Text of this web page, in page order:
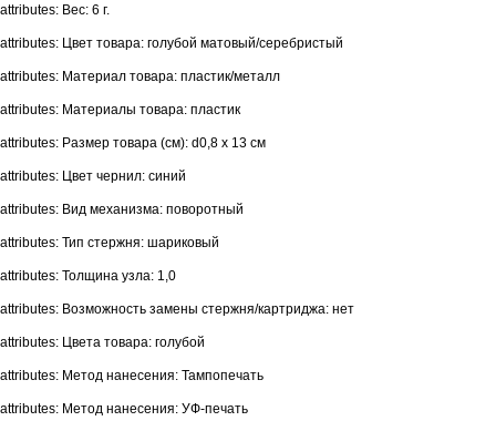
attributes: Вес: 6 г.
attributes: Цвет товара: голубой матовый/серебристый
attributes: Материал товара: пластик/металл
attributes: Материалы товара: пластик
attributes: Размер товара (см): d0,8 х 13 см
attributes: Цвет чернил: синий
attributes: Вид механизма: поворотный
attributes: Тип стержня: шариковый
attributes: Толщина узла: 1,0
attributes: Возможность замены стержня/картриджа: нет
attributes: Цвета товара: голубой
attributes: Метод нанесения: Тампопечать
attributes: Метод нанесения: УФ-печать